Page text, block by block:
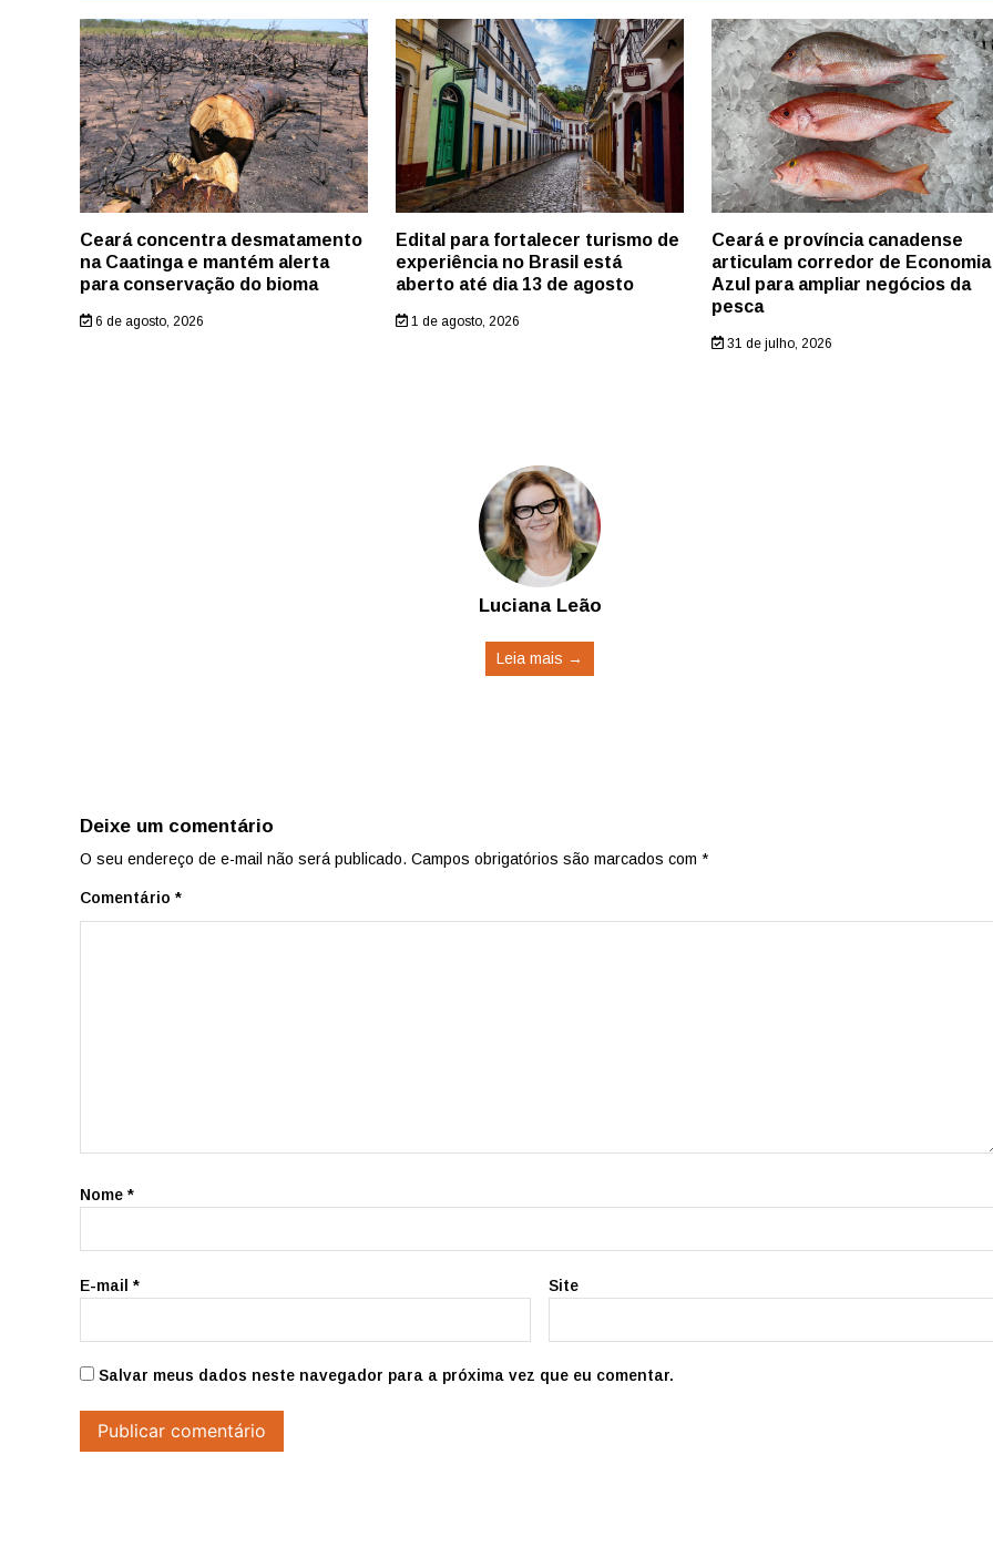
Ceará concentra desmatamento
na Caatinga e mantém alerta
para conservação do bioma
6 de agosto, 2026
Edital para fortalecer turismo de
experiência no Brasil está
aberto até dia 13 de agosto
1 de agosto, 2026
Ceará e província canadense
articulam corredor de Economia
Azul para ampliar negócios da
pesca
31 de julho, 2026
Luciana Leão
Leia mais →
Deixe um comentário
O seu endereço de e-mail não será publicado. Campos obrigatórios são marcados com *
Comentário *
Nome *
E-mail * Site
Salvar meus dados neste navegador para a próxima vez que eu comentar.